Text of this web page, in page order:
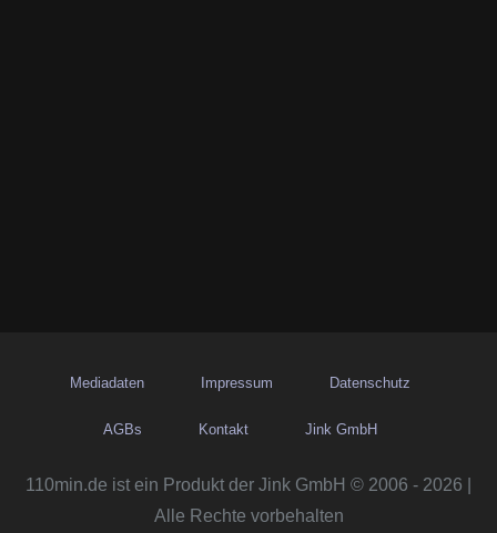
Mediadaten Impressum Datenschutz
AGBs Kontakt Jink GmbH
110min.de ist ein Produkt der Jink GmbH © 2006 - 2026 |
Alle Rechte vorbehalten